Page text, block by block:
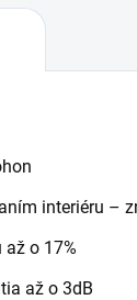
interiéru –
o 17%
až o 3dB